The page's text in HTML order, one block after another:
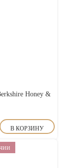
Honey &
В КОРЗИНУ